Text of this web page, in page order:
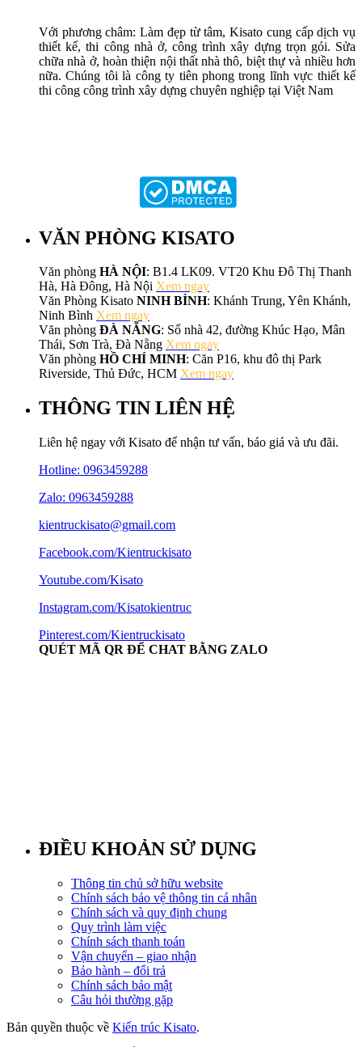
Với phương châm: Làm đẹp từ tâm, Kisato cung cấp dịch vụ
thiết kế, thi công nhà ở, công trình xây dựng trọn gói. Sửa
chữa nhà ở, hoàn thiện nội thất nhà thô, biệt thự và nhiều hơn
nữa. Chúng tôi là công ty tiên phong trong lĩnh vực thiết kế
thi công công trình xây dựng chuyên nghiệp tại Việt Nam
VĂN PHÒNG KISATO
Văn phòng HÀ NỘI: B1.4 LK09. VT20 Khu Đô Thị Thanh
Hà, Hà Đông, Hà Nội Xem ngay
Văn Phòng Kisato NINH BÌNH: Khánh Trung, Yên Khánh,
Ninh Bình Xem ngay
Văn phòng ĐÀ NẴNG: Số nhà 42, đường Khúc Hạo, Mân
Thái, Sơn Trà, Đà Nẵng Xem ngay
Văn phòng HỒ CHÍ MINH: Căn P16, khu đô thị Park
Riverside, Thủ Đức, HCM Xem ngay
THÔNG TIN LIÊN HỆ
Liên hệ ngay với Kisato để nhận tư vấn, báo giá và ưu đãi.
Hotline: 0963459288
Zalo: 0963459288
kientruckisato@gmail.com
Facebook.com/Kientruckisato
Youtube.com/Kisato
Instagram.com/Kisatokientruc
Pinterest.com/Kientruckisato
QUÉT MÃ QR ĐỂ CHAT BẰNG ZALO
ĐIỀU KHOẢN SỬ DỤNG
Thông tin chủ sở hữu website
Chính sách bảo vệ thông tin cá nhân
Chính sách và quy định chung
Quy trình làm việc
Chính sách thanh toán
Vận chuyển – giao nhận
Bảo hành – đổi trả
Chính sách bảo mật
Câu hỏi thường gặp
Bản quyền thuộc về Kiến trúc Kisato.